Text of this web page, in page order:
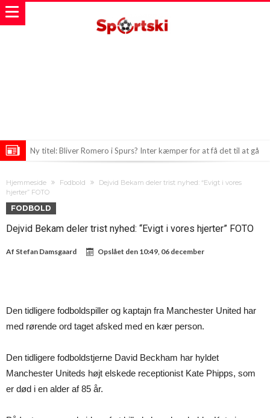
Ny titel: Bliver Romero i Spurs? Inter kæmper for at få det til at gå
Præciseringer hos agenter skaber ravage i Real Madrids
transferplaner
Hjemmeside Fodbold
Dejvid Bekam deler trist nyhed: “Evigt i vores
hjerter” FOTO
FODBOLD
Dejvid Bekam deler trist nyhed: “Evigt i vores hjerter” FOTO
Af Stefan Damsgaard Opslået den 10:49, 06 december
Den tidligere fodboldspiller og kaptajn fra Manchester United har
med rørende ord taget afsked med en kær person.
Den tidligere fodboldstjerne David Beckham har hyldet
Manchester Uniteds højt elskede receptionist Kate Phipps, som
er død i en alder af 85 år.